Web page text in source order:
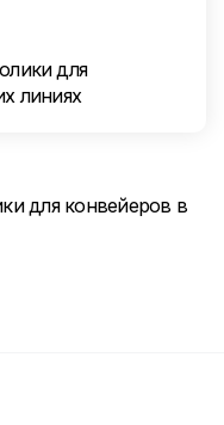
для
линиях
для конвейеров в